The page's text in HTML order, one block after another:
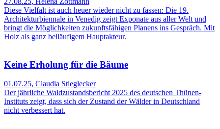
Diese Vielfalt ist auch heuer wieder nicht zu fassen: Die 19.
Architekturbiennale in Venedig zeigt Exponate aus aller Welt und
bringt die Möglichkeiten zukunftsfähigen Planens ins Gespräch. Mit
Holz als ganz beiläufigem Hauptakteur.
Keine Erholung für die Bäume
01.07.25, Claudia Stieglecker
Der jährliche Waldzustandsbericht 2025 des deutschen Thünen-
Instituts zeigt, dass sich der Zustand der Wälder in Deutschland
nicht verbessert hat.